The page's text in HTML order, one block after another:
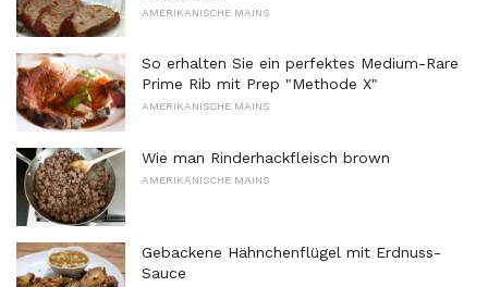
AMERIKANISCHE MAINS
So erhalten Sie ein perfektes Medium-Rare
Prime Rib mit Prep "Methode X"
AMERIKANISCHE MAINS
Wie man Rinderhackfleisch brown
AMERIKANISCHE MAINS
Gebackene Hähnchenflügel mit Erdnuss-
Sauce